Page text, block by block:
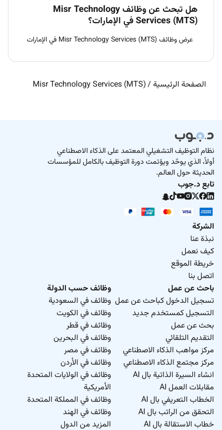
هل تبحث عن وظائف Misr Technology
Services (MTS) في الإمارات؟
عرض وظائف Misr Technology Services (MTS) في الإمارات
الصفحة الرئيسية /
Misr Technology Services (MTS)
نظام التوظيف التشغيلي المعتمد على الذكاء الاصطناعي
أولاً، الذي يوحّد ويؤتمت دورة التوظيف بالكامل للمؤسسات
الحديثة حول العالم.
تابع د.جوب
الشركة
نبذة عنا
كيف نعمل
خريطة الموقع
اتصل بنا
باحث عن عمل
تسجيل الدخول كباحث عن عمل
التسجيل كمستخدم جديد
بحث عن عمل
التقديم التلقائي
مركز مواهب الذكاء الاصطناعي
مركز مجتمع الذكاء الاصطناعي
انشاء السيرة الذاتية بال AI
مقابلات العمل AI
الخطاب التعريفي بال AI
التحقق من الراتب بال AI
خطاب الاستقالة بال AI
وظائف حسب الدولة
وظائف في السعودية
وظائف في الكويت
وظائف في قطر
وظائف في البحرين
وظائف في مصر
وظائف في الأردن
وظائف في الولايات المتحدة
الأمريكية
وظائف في المملكة المتحدة
وظائف في الهند
المزيد من الدول